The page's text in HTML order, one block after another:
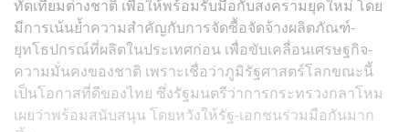
ทัดเทียมต่างชาติ เพื่อให้พร้อมรับมือกับสงครามยุคใหม่ โดย
มีการเน้นย้ำความสำคัญกับการจัดซื้อจัดจ้างผลิตภัณฑ์-
ยุทโธปกรณ์ที่ผลิตในประเทศก่อน เพื่อขับเคลื่อนเศรษฐกิจ-
ความมั่นคงของชาติ เพราะเชื่อว่าภูมิรัฐศาสตร์โลกขณะนี้
เป็นโอกาสที่ดีของไทย ซึ่งรัฐมนตรีว่าการกระทรวงกลาโหม
เผยว่าพร้อมสนับสนุน โดยหวังให้รัฐ-เอกชนร่วมมือกันมาก